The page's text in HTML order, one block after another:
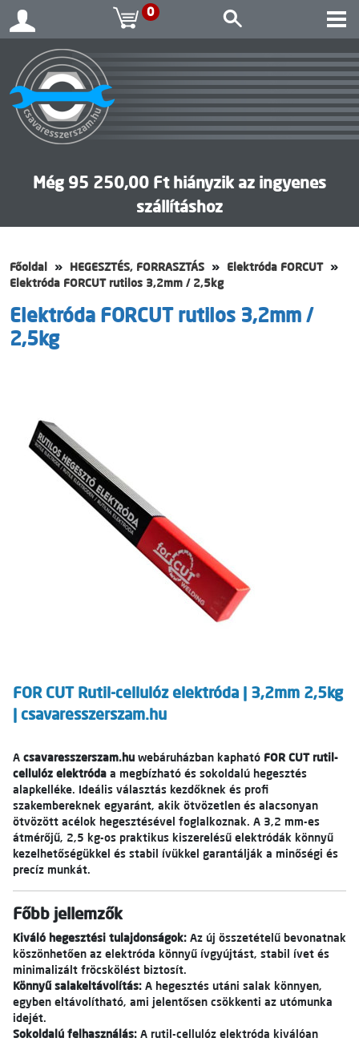
0
Még 95 250,00 Ft hiányzik az ingyenes
szállításhoz
Főoldal HEGESZTÉS, FORRASZTÁS
Elektróda FORCUT
Elektróda FORCUT rutilos 3,2mm / 2,5kg
Elektróda FORCUT rutilos 3,2mm /
2,5kg
FOR CUT Rutil-cellulóz elektróda | 3,2mm 2,5kg
| csavaresszerszam.hu
A csavaresszerszam.hu webáruházban kapható FOR CUT rutil-
cellulóz elektróda a megbízható és sokoldalú hegesztés
alapkelléke. Ideális választás kezdőknek és profi
szakembereknek egyaránt, akik ötvözetlen és alacsonyan
ötvözött acélok hegesztésével foglalkoznak. A 3,2 mm-es
átmérőjű, 2,5 kg-os praktikus kiszerelésű elektródák könnyű
kezelhetőségükkel és stabil ívükkel garantálják a minőségi és
precíz munkát.
Főbb jellemzők
Kiváló hegesztési tulajdonságok: Az új összetételű bevonatnak
köszönhetően az elektróda könnyű ívgyújtást, stabil ívet és
minimalizált fröcskölést biztosít.
Könnyű salakeltávolítás: A hegesztés utáni salak könnyen,
egyben eltávolítható, ami jelentősen csökkenti az utómunka
idejét.
Sokoldalú felhasználás: A rutil-cellulóz elektróda kiválóan